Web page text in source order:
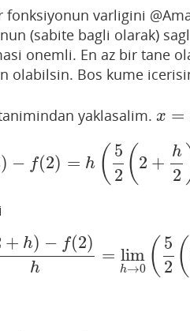
fonksiyonun varligini
(sabite bagli olarak)
onemli. En az bir tane
olabilsin. Bos kume
yaklasalim. x =
x= 2+
) − f(2) = h ( 5
2 ( 2 +
h
2
f(2 +h)−f 2)= h( 5 2(2 + h2 )+1 )
+ h) − f(2)
h
= lim
h→0 ( 5
2 (
h→0f(2+h)−f( 2)h =lim h →0 (5